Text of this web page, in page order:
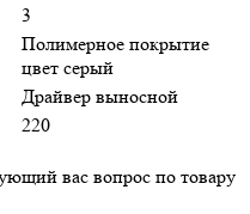
3
Полимерное покрытие
цвет серый
Драйвер выносной
220
вас вопрос по товару